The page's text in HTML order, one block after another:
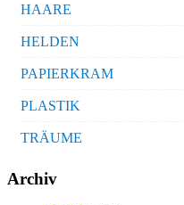
HAARE
HELDEN
PAPIERKRAM
PLASTIK
TRÄUME
Archiv